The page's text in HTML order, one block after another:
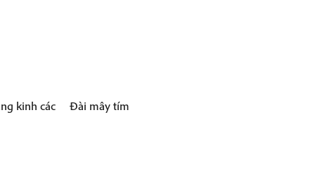
kinh các Đài mây tím